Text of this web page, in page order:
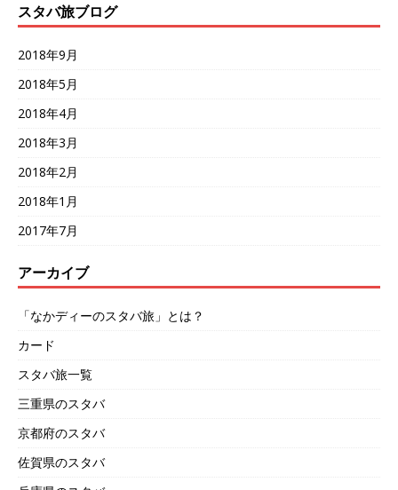
スタバ旅ブログ
2018年9月
2018年5月
2018年4月
2018年3月
2018年2月
2018年1月
2017年7月
アーカイブ
「なかディーのスタバ旅」とは？
カード
スタバ旅一覧
三重県のスタバ
京都府のスタバ
佐賀県のスタバ